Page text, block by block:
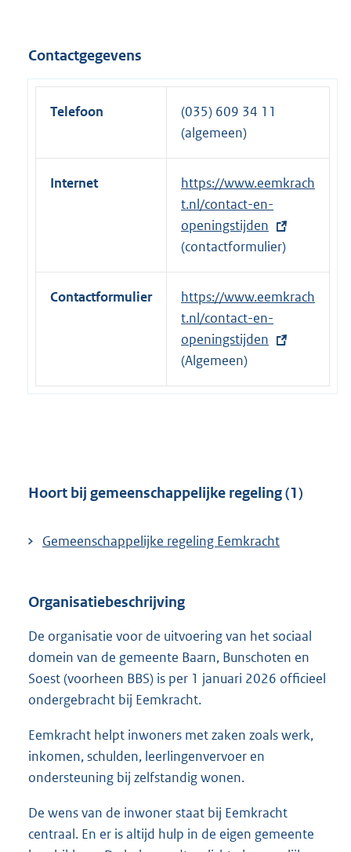
Contactgegevens
Telefoon
(035) 609 34 11
(algemeen)
Internet
E
x
t
e
r
n
e
i
k
https://www.eemkrach
t.nl/contact-en-
openingstijden
(contactformulier)
Contactformulier
E
x
t
e
r
n
https://www.eemkrach
t.nl/contact-en-
openingstijden
(Algemeen)
Hoort bij gemeenschappelijke regeling (1)
Gemeenschappelijke regeling Eemkracht
Organisatiebeschrijving
De organisatie voor de uitvoering van het sociaal
domein van de gemeente Baarn, Bunschoten en
Soest (voorheen BBS) is per 1 januari 2026 officieel
ondergebracht bij Eemkracht.
Eemkracht helpt inwoners met zaken zoals werk,
inkomen, schulden, leerlingenvervoer en
ondersteuning bij zelfstandig wonen.
De wens van de inwoner staat bij Eemkracht
centraal. En er is altijd hulp in de eigen gemeente